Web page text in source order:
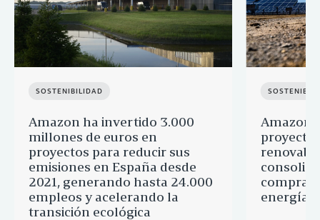
SOSTENIBILIDAD
Amazon ha invertido 3.000
millones de euros en
proyectos para reducir sus
emisiones en España desde
2021, generando hasta 24.000
empleos y acelerando la
transición ecológica
Amazon
energía